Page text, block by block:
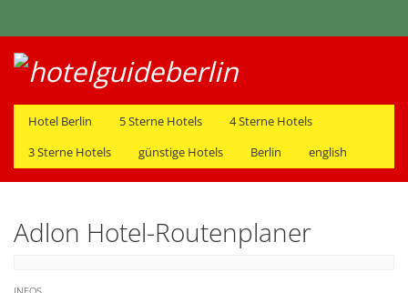
Hotel Berlin 5 Sterne Hotels
4 Sterne Hotels
3 Sterne Hotels
günstige Hotels Berlin english
Adlon Hotel-Routenplaner